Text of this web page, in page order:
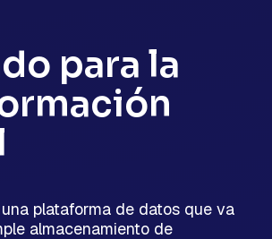
para la
plataforma de datos que va
almacenamiento de